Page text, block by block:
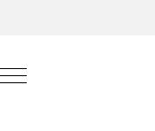
Mobile Menu Toggle